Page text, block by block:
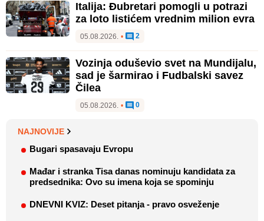
Italija: Đubretari pomogli u potrazi
za loto listićem vrednim milion evra
05.08.2026. • 2
Vozinja oduševio svet na Mundijalu,
sad je šarmirao i Fudbalski savez
Čilea
05.08.2026. • 0
NAJNOVIJE
Bugari spasavaju Evropu
Mađar i stranka Tisa danas nominuju kandidata za
predsednika: Ovo su imena koja se spominju
DNEVNI KVIZ: Deset pitanja - pravo osveženje